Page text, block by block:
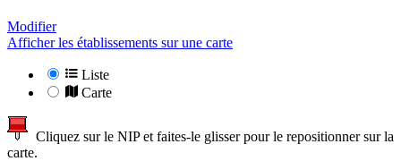
Modifier
Afficher les établissements sur une carte
Liste
Carte
Cliquez sur le NIP et faites-le glisser pour le repositionner sur la
carte.